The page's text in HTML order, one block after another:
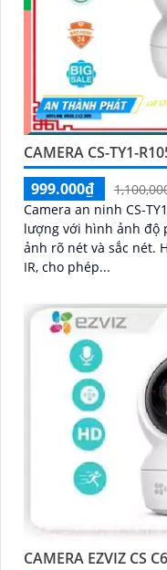
CAMERA CS-TY1-
999.000₫
Camera an ninh CS-
lượng với hình ảnh độ
ảnh rõ nét và sắc nét. Hỗ trợ công nghệ hồng ngoại Smart
IR, cho phép...
CAMERA EZVIZ CS